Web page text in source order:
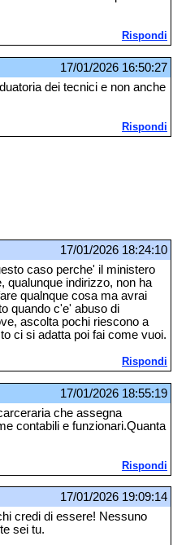
Rispondi
17/01/2026 16:50:27
dei tecnici e non anche
Rispondi
17/01/2026 18:24:10
caso perche' il ministero
qualunque indirizzo, non ha
qualnque cosa ma avrai
quando c'e' abuso di
ascolta pochi riescono a
ci si adatta poi fai come vuoi.
Rispondi
17/01/2026 18:55:19
che assegna
contabili e funzionari.Quanta
Rispondi
17/01/2026 19:09:14
credi di essere! Nessuno
sei tu.